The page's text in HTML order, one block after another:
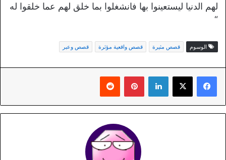
لهم الدنيا ليستعينوا بها فانشغلوا بما خلق لهم عما خلقوا له
“
الوسوم قصص مثيرة قصص واقعية مؤثرة قصص وعبر
لينكدإن بينتيريست